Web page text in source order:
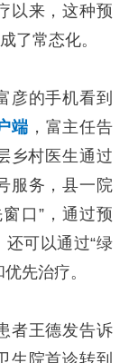
以来，这种预
了常态化。
彦的手机看到
端 ，富主任告
乡村医生通过
服务，县一院
口”，通过预
可以通过“绿
先治疗。
者王德发告诉
生院首诊转到